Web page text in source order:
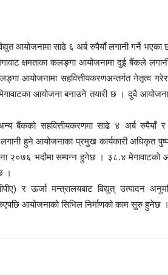
आयोजनामा साढे ६ अर्ब रुपैयाँ लगानी गर्ने भएका
क्षमताका कलङ्गा आयोजनामा दुई बैंकले
आयोजनामा सहवित्तीयकरणअन्तर्गत नेतृत्व
आयोजना बनाउने तयारी छ । दुवै
बैंकको सहवित्तीयकरणमा साढे ४ अर्ब रुपैयाँ
हुने आयोजनाका प्रमुख कार्यकारी अधिकृत
२०७६ भदौमा सम्पन्न हुनेछ । ३८.४ मेगावाटको
।
र ऊर्जा मन्त्रालयबाट विद्युत् उत्पादन
आयोजनाको सिभिल निर्माणको काम सुरु हुनेछ ।